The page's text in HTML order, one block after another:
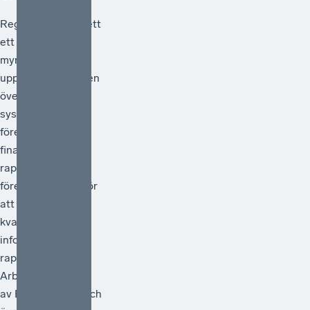
Regeringen har gett
ett antal
myndigheter i
uppdrag att göra en
översyn av
systemet för
företagens
finansiella
rapportering och
föreslå åtgärder för
att förstärka
kvaliteten i den
information som
rapporteras.
Arbetet ska ledas
av Bolagsverket och